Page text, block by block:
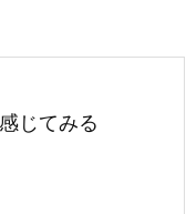
じてみる